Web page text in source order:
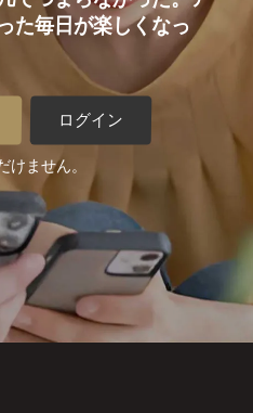
た毎日が楽しくなっ
ログイン
ません。